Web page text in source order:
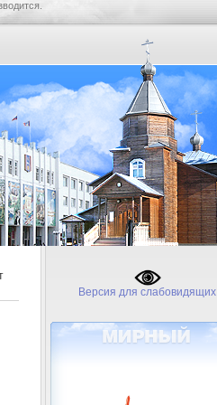
Версия для слабовидящих